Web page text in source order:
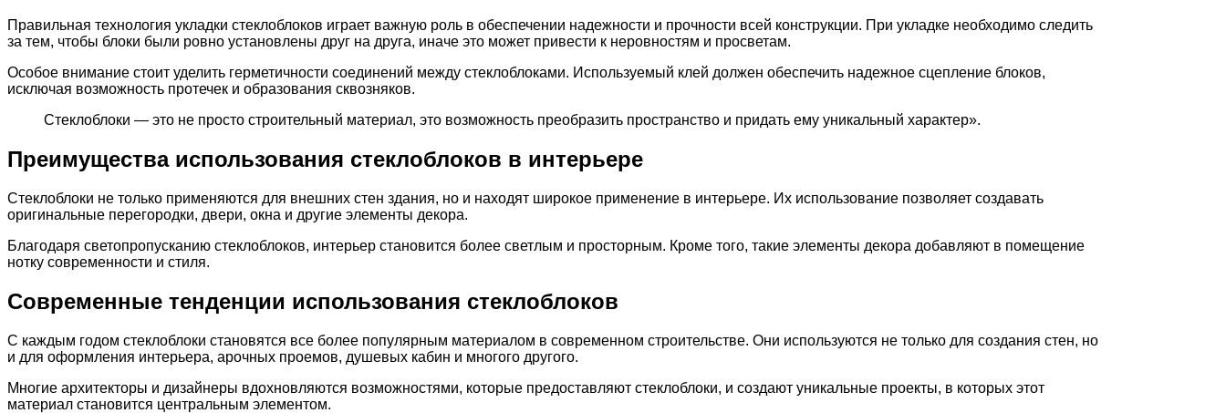
Правильная технология укладки стеклоблоков играет важную роль в обеспечении надежности и прочности всей конструкции. При укладке необходимо следить
за тем, чтобы блоки были ровно установлены друг на друга, иначе это может привести к неровностям и просветам.
Особое внимание стоит уделить герметичности соединений между стеклоблоками. Используемый клей должен обеспечить надежное сцепление блоков,
исключая возможность протечек и образования сквозняков.
Стеклоблоки — это не просто строительный материал, это возможность преобразить пространство и придать ему уникальный характер».
Преимущества использования стеклоблоков в интерьере
Стеклоблоки не только применяются для внешних стен здания, но и находят широкое применение в интерьере. Их использование позволяет создавать
оригинальные перегородки, двери, окна и другие элементы декора.
Благодаря светопропусканию стеклоблоков, интерьер становится более светлым и просторным. Кроме того, такие элементы декора добавляют в помещение
нотку современности и стиля.
Современные тенденции использования стеклоблоков
С каждым годом стеклоблоки становятся все более популярным материалом в современном строительстве. Они используются не только для создания стен, но
и для оформления интерьера, арочных проемов, душевых кабин и многого другого.
Многие архитекторы и дизайнеры вдохновляются возможностями, которые предоставляют стеклоблоки, и создают уникальные проекты, в которых этот
материал становится центральным элементом.